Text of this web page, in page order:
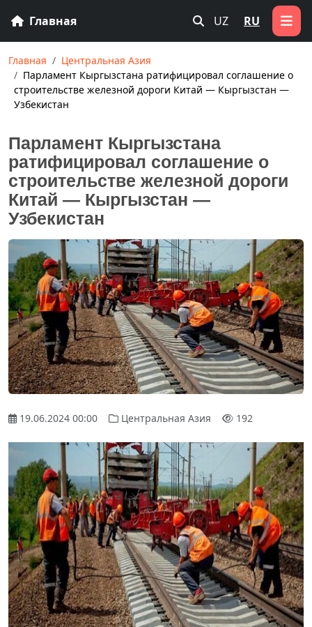
Главная UZ RU
Главная
Центральная Азия
Парламент Кыргызстана ратифицировал соглашение о
строительстве железной дороги Китай — Кыргызстан —
Узбекистан
Парламент Кыргызстана
ратифицировал соглашение о
строительстве железной дороги
Китай — Кыргызстан —
Узбекистан
19.06.2024 00:00 Центральная Азия 192